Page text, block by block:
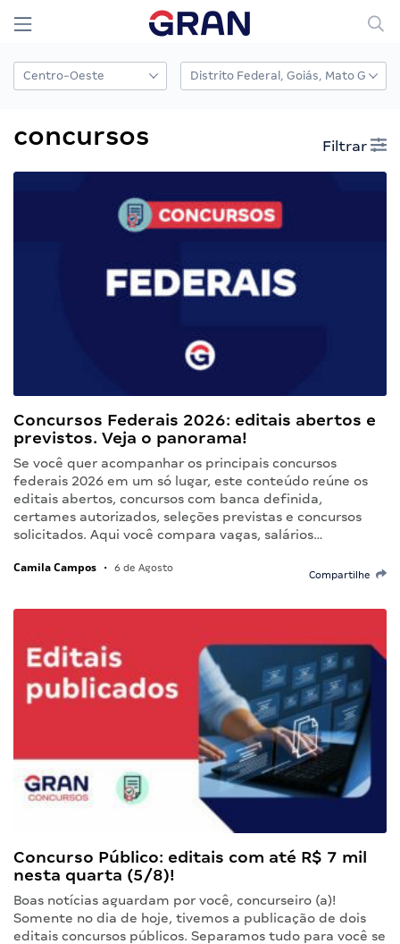
concursos Filtrar
Concursos Federais 2026: editais abertos e
previstos. Veja o panorama!
Se você quer acompanhar os principais concursos
federais 2026 em um só lugar, este conteúdo reúne os
editais abertos, concursos com banca definida,
certames autorizados, seleções previstas e concursos
solicitados. Aqui você compara vagas, salários…
Camila Campos • 6 de Agosto
Compartilhe
Concurso Público: editais com até R$ 7 mil
nesta quarta (5/8)!
Boas notícias aguardam por você, concurseiro (a)!
Somente no dia de hoje, tivemos a publicação de dois
editais concursos públicos. Separamos tudo para você se